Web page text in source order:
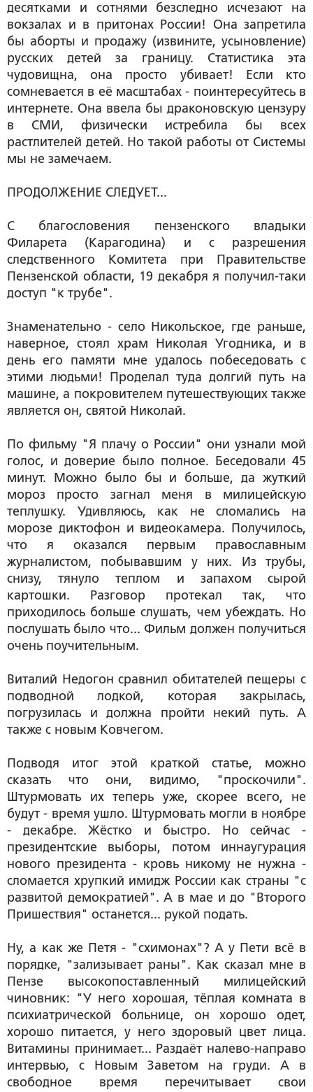
десятками и сотнями безследно исчезают на
вокзалах и в притонах России! Она запретила
бы аборты и продажу (извините, усыновление)
русских детей за границу. Статистика эта
чудовищна, она просто убивает! Если кто
сомневается в её масштабах - поинтересуйтесь в
интернете. Она ввела бы драконовскую цензуру
в СМИ, физически истребила бы всех
растлителей детей. Но такой работы от Системы
мы не замечаем.
ПРОДОЛЖЕНИЕ СЛЕДУЕТ...
С благословения пензенского владыки
Филарета (Карагодина) и с разрешения
следственного Комитета при Правительстве
Пензенской области, 19 декабря я получил-таки
доступ "к трубе".
Знаменательно - село Никольское, где раньше,
наверное, стоял храм Николая Угодника, и в
день его памяти мне удалось побеседовать с
этими людьми! Проделал туда долгий путь на
машине, а покровителем путешествующих также
является он, святой Николай.
По фильму "Я плачу о России" они узнали мой
голос, и доверие было полное. Беседовали 45
минут. Можно было бы и больше, да жуткий
мороз просто загнал меня в милицейскую
теплушку. Удивляюсь, как не сломались на
морозе диктофон и видеокамера. Получилось,
что я оказался первым православным
журналистом, побывавшим у них. Из трубы,
снизу, тянуло теплом и запахом сырой
картошки. Разговор протекал так, что
приходилось больше слушать, чем убеждать. Но
послушать было что... Фильм должен получиться
очень поучительным.
Виталий Недогон сравнил обитателей пещеры с
подводной лодкой, которая закрылась,
погрузилась и должна пройти некий путь. А
также с новым Ковчегом.
Подводя итог этой краткой статье, можно
сказать что они, видимо, "проскочили".
Штурмовать их теперь уже, скорее всего, не
будут - время ушло. Штурмовать могли в ноябре
- декабре. Жёстко и быстро. Но сейчас -
президентские выборы, потом иннаугурация
нового президента - кровь никому не нужна -
сломается хрупкий имидж России как страны "с
развитой демократией". А в мае и до "Второго
Пришествия" останется... рукой подать.
Ну, а как же Петя - "схимонах"? А у Пети всё в
порядке, "зализывает раны". Как сказал мне в
Пензе высокопоставленный милицейский
чиновник: "У него хорошая, тёплая комната в
психиатрической больнице, он хорошо одет,
хорошо питается, у него здоровый цвет лица.
Витамины принимает... Раздаёт налево-направо
интервью, с Новым Заветом на груди. А в
свободное время перечитывает свои